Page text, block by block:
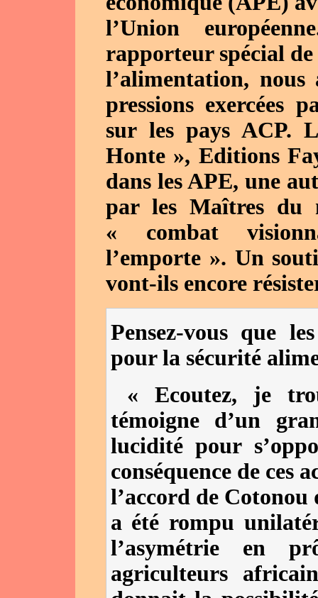
l’Union
rapporteur spécial
l’alimentation,
pressions exercées
sur les pays ACP.
Honte », Editions
dans les APE, une
par les Maîtres du
« combat
l’emporte ». Un
vont-ils encore
Pensez-vous que
pour la sécurité
« Ecoutez, je
témoigne d’un
lucidité pour
conséquence de ces
l’accord de
a été rompu
l’asymétrie en
agriculteurs